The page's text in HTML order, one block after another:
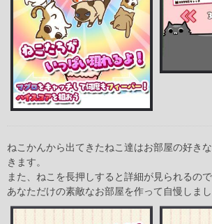
ねこかんから出てきたねこ達はお部屋の好き
きます。
また、ねこを長押しすると詳細が見られるの
あなただけの素敵なお部屋を作って自慢しまし